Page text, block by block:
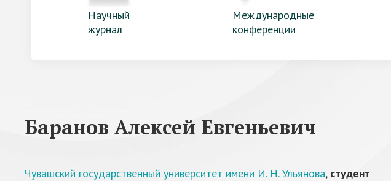
Научный
журнал
Международные
конференции
Баранов Алексей Евгеньевич
Чувашский государственный университет имени И. Н. Ульянова, студент